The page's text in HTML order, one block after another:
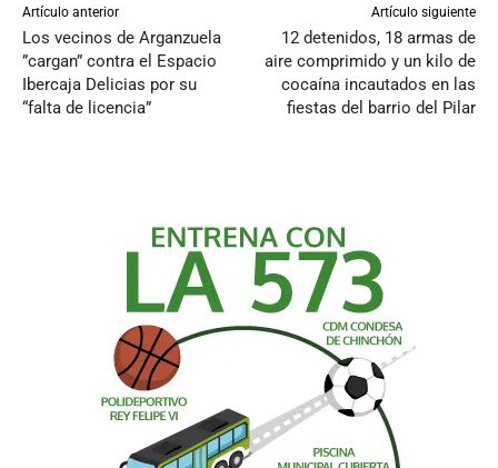
Artículo anterior
Los vecinos de Arganzuela
”cargan” contra el Espacio
Ibercaja Delicias por su
“falta de licencia”
Artículo siguiente
12 detenidos, 18 armas de
aire comprimido y un kilo de
cocaína incautados en las
fiestas del barrio del Pilar